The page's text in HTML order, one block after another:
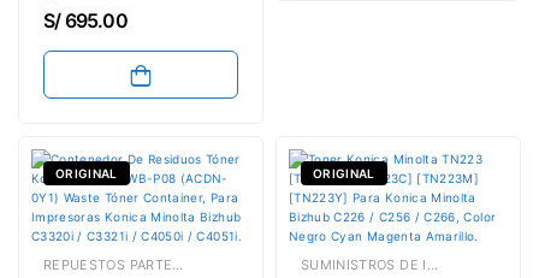
Black 12,000 Páginas
S/695.00
ORIGINAL
REPUESTOS PARTES & PIEZAS CONTENEDOR DE TÓNER RESIDUAL
ORIGINAL
SUMINISTROS DE IMPRESIÓN